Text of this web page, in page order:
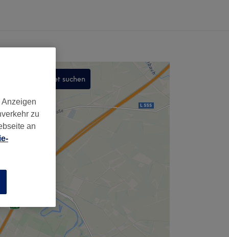
In diesem Gebiet suchen
zu
an